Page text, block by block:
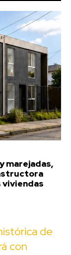
marejadas,
viviendas
de
con